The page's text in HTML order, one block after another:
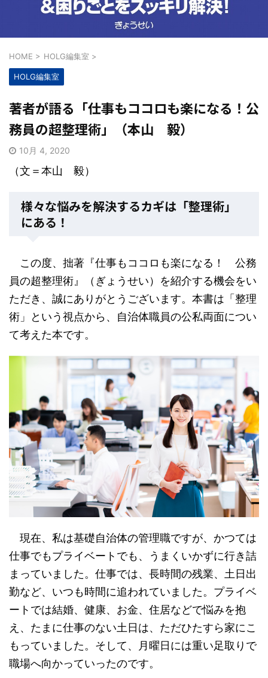
HOME > HOLG編集室 >
HOLG編集室
著者が語る「仕事もココロも楽になる！公
務員の超整理術」（本山 毅）
10月 4, 2020
（文＝本山 毅）
様々な悩みを解決するカギは「整理術」
にある！
この度、拙著『仕事もココロも楽になる！ 公務
員の超整理術』（ぎょうせい）を紹介する機会をい
ただき、誠にありがとうございます。本書は「整理
術」という視点から、自治体職員の公私両面につい
て考えた本です。
現在、私は基礎自治体の管理職ですが、かつては
仕事でもプライベートでも、うまくいかずに行き詰
まっていました。仕事では、長時間の残業、土日出
勤など、いつも時間に追われていました。プライベ
ートでは結婚、健康、お金、住居などで悩みを抱
え、たまに仕事のない土日は、ただひたすら家にこ
もっていました。そして、月曜日には重い足取りで
職場へ向かっていったのです。